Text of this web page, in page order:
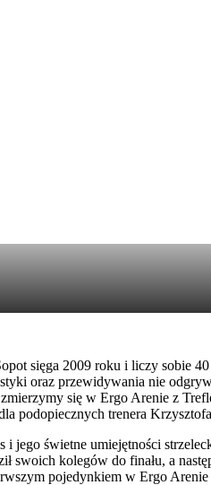
sięga 2009 roku i liczy sobie
oraz przewidywania nie
się w Ergo Arenie z
podopiecznych trenera
jego świetne umiejętności
kolegów do finału, a
pojedynkiem w Ergo Arenie